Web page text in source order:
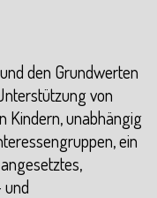
den Grundwerten
von
Kindern, unabhängig
ein